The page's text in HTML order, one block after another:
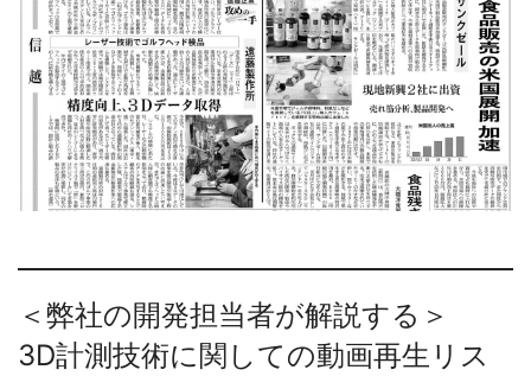
＜弊社の開発担当者が解説する＞
3D計測技術に関しての動画再生リス